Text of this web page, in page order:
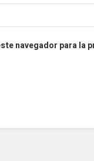
navegador para la